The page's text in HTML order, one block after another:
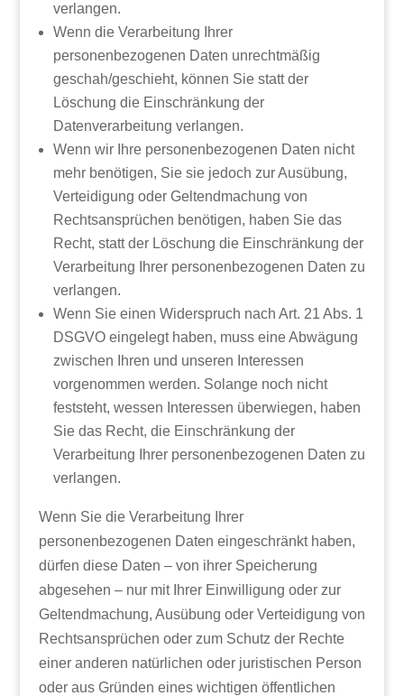
verlangen.
Wenn die Verarbeitung Ihrer
personenbezogenen Daten unrechtmäßig
geschah/geschieht, können Sie statt der
Löschung die Einschränkung der
Datenverarbeitung verlangen.
Wenn wir Ihre personenbezogenen Daten nicht
mehr benötigen, Sie sie jedoch zur Ausübung,
Verteidigung oder Geltendmachung von
Rechtsansprüchen benötigen, haben Sie das
Recht, statt der Löschung die Einschränkung der
Verarbeitung Ihrer personenbezogenen Daten zu
verlangen.
Wenn Sie einen Widerspruch nach Art. 21 Abs. 1
DSGVO eingelegt haben, muss eine Abwägung
zwischen Ihren und unseren Interessen
vorgenommen werden. Solange noch nicht
feststeht, wessen Interessen überwiegen, haben
Sie das Recht, die Einschränkung der
Verarbeitung Ihrer personenbezogenen Daten zu
verlangen.
Wenn Sie die Verarbeitung Ihrer
personenbezogenen Daten eingeschränkt haben,
dürfen diese Daten – von ihrer Speicherung
abgesehen – nur mit Ihrer Einwilligung oder zur
Geltendmachung, Ausübung oder Verteidigung von
Rechtsansprüchen oder zum Schutz der Rechte
einer anderen natürlichen oder juristischen Person
oder aus Gründen eines wichtigen öffentlichen